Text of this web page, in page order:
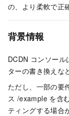
の、より柔軟で正
背景情報
DCDN コンソー
ターの書き換えな
ただし、一部の要
ス /example を含
ティングする場合